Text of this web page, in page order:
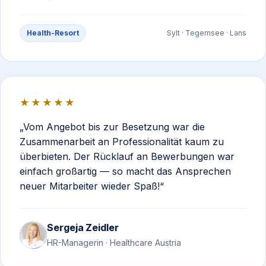
Health-Resort Sylt · Tegernsee · Lans
★★★★★
Vom Angebot bis zur Besetzung war die
Zusammenarbeit an Professionalität kaum zu
überbieten. Der Rücklauf an Bewerbungen war
einfach großartig — so macht das Ansprechen
neuer Mitarbeiter wieder Spaß!
Sergeja Zeidler
HR-Managerin · Healthcare Austria